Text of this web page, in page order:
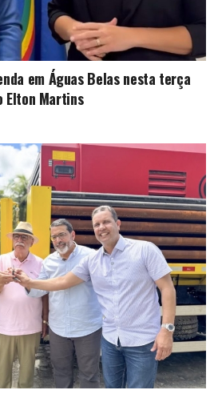
em Águas Belas nesta terça
Elton Martins